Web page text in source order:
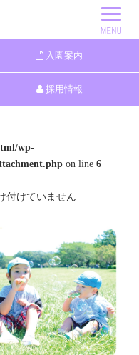
入園案内
採用情報
wp-
on line 6
付けていません